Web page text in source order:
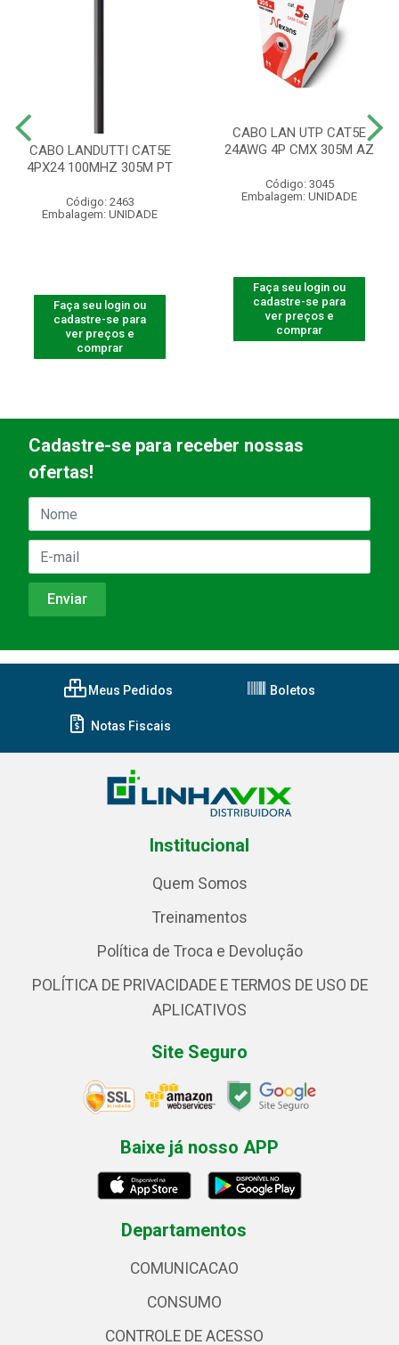
CABO LANDUTTI CAT5E
4PX24 100MHZ 305M PT
Código: 2463
Embalagem: UNIDADE
Faça seu login ou
cadastre-se para
ver preços e
comprar
CABO LAN UTP CAT5E
24AWG 4P CMX 305M AZ
Código: 3045
Embalagem: UNIDADE
Faça seu login ou
cadastre-se para
ver preços e
comprar
Cadastre-se para receber nossas
ofertas!
Meus Pedidos Boletos
Notas Fiscais
Institucional
Quem Somos
Treinamentos
Política de Troca e Devolução
POLÍTICA DE PRIVACIDADE E TERMOS DE USO DE
APLICATIVOS
Site Seguro
Baixe já nosso APP
Departamentos
COMUNICACAO
CONSUMO
CONTROLE DE ACESSO